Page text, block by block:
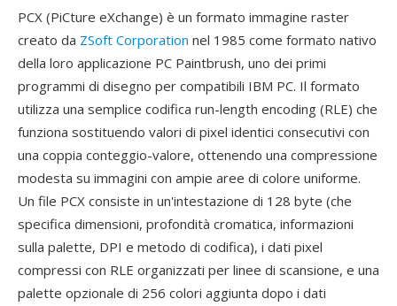
PCX (PiCture eXchange) è un formato immagine raster
creato da ZSoft Corporation nel 1985 come formato nativo
della loro applicazione PC Paintbrush, uno dei primi
programmi di disegno per compatibili IBM PC. Il formato
utilizza una semplice codifica run-length encoding (RLE) che
funziona sostituendo valori di pixel identici consecutivi con
una coppia conteggio-valore, ottenendo una compressione
modesta su immagini con ampie aree di colore uniforme.
Un file PCX consiste in un'intestazione di 128 byte (che
specifica dimensioni, profondità cromatica, informazioni
sulla palette, DPI e metodo di codifica), i dati pixel
compressi con RLE organizzati per linee di scansione, e una
palette opzionale di 256 colori aggiunta dopo i dati